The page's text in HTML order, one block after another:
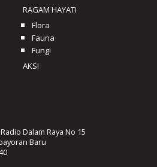
RAGAM HAYATI
Flora
Fauna
Fungi
AKSI
Dalam Raya No 15
Baru